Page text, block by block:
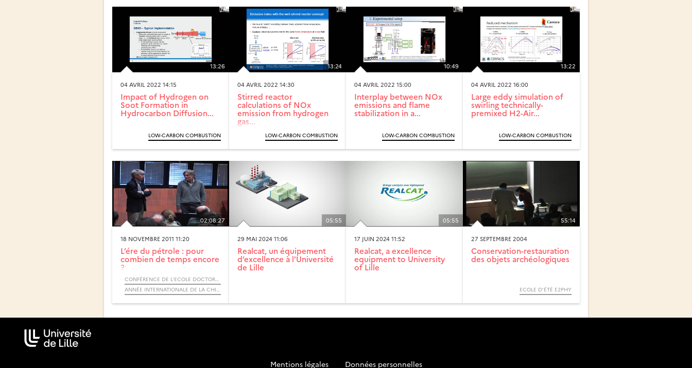
13:26
04 AVRIL 2022 14:15
Impact of Hydrogen on
Soot Formation in
Hydrocarbon Diffusion...
LOW-CARBON COMBUSTION
13:24
04 AVRIL 2022 14:30
Stirred reactor
calculations of NOx
emission from hydrogen
gas...
LOW-CARBON COMBUSTION
10:49
04 AVRIL 2022 15:00
Interplay between NOx
emissions and flame
stabilization in a...
LOW-CARBON COMBUSTION
13:22
04 AVRIL 2022 16:00
Large eddy simulation of
swirling technically-
premixed H2-Air...
LOW-CARBON COMBUSTION
02:08:27
18 NOVEMBRE 2011 11:20
L’ére du pétrole : pour
combien de temps encore
?
CONFÉRENCE DE L’ECOLE DOCTORALE - SCIENCES DE LA MATIÈRE, DU RAYONNEMENT ET DE L’ENVIRONNEMENT
ANNÉE INTERNATIONALE DE LA CHIMIE 2011
05:55
29 MAI 2024 11:06
Realcat, un équipement
d’excellence à l'Université
de Lille
05:55
17 JUIN 2024 11:52
Realcat, a excellence
equipment to University
of Lille
55:14
27 SEPTEMBRE 2004
Conservation-restauration
des objets archéologiques
ECOLE D’ÉTÉ E2PHY
Mentions légales Données personnelles